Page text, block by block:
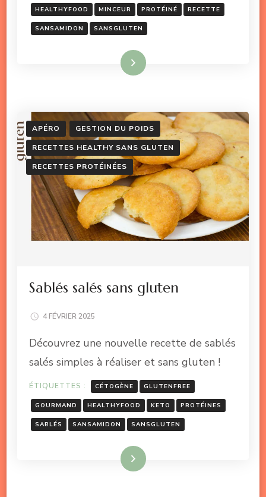
HEALTHYFOOD MINCEUR PROTÉINÉ RECETTE
SANSAMIDON SANSGLUTEN
Lire la suite
APÉRO
GESTION DU POIDS
RECETTES HEALTHY SANS GLUTEN
RECETTES PROTÉINÉES
Sablés salés sans gluten
4 FÉVRIER 2025
Découvrez une nouvelle recette de sablés
salés simples à réaliser et sans gluten !
ÉTIQUETTES : CÉTOGÈNE GLUTENFREE
GOURMAND HEALTHYFOOD KETO PROTÉINES
SABLÉS SANSAMIDON SANSGLUTEN
Lire la suite